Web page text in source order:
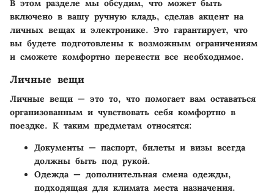
В этом разделе мы обсудим, что может быть
включено в вашу ручную кладь, сделав акцент на
личных вещах и электронике. Это гарантирует, что
вы будете подготовлены к возможным ограничениям
и сможете комфортно перенести все необходимое.
Личные вещи
Личные вещи — это то, что помогает вам оставаться
организованным и чувствовать себя комфортно в
поездке. К таким предметам относятся:
Документы — паспорт, билеты и визы всегда
должны быть под рукой.
Одежда— дополнительная смена одежды,
подходящая для климата места назначения.